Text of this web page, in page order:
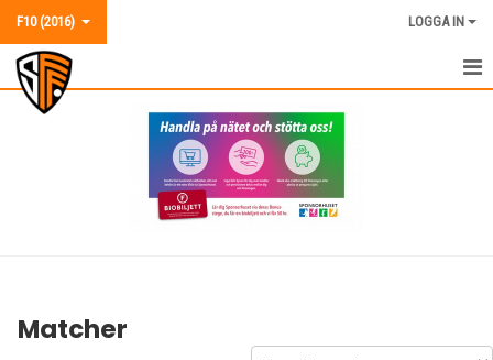
F10 (2016) LOGGA IN
F10 (2016)
Matcher